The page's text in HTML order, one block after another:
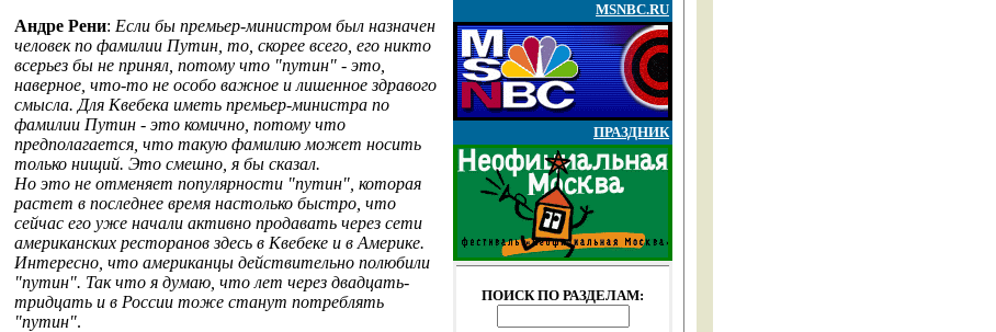
Андре Рени: Если бы премьер-министром был назначен
человек по фамилии Путин, то, скорее всего, его никто
всерьез бы не принял, потому что "путин" - это,
наверное, что-то не особо важное и лишенное здравого
смысла. Для Квебека иметь премьер-министра по
фамилии Путин - это комично, потому что
предполагается, что такую фамилию может носить
только нищий. Это смешно, я бы сказал.
Но это не отменяет популярности "путин", которая
растет в последнее время настолько быстро, что
сейчас его уже начали активно продавать через сети
американских ресторанов здесь в Квебеке и в Америке.
Интересно, что американцы действительно полюбили
"путин". Так что я думаю, что лет через двадцать-
тридцать и в России тоже станут потреблять
"путин".
MSNBC.RU
ПРАЗДНИК
ПОИСК ПО РАЗДЕЛАМ: